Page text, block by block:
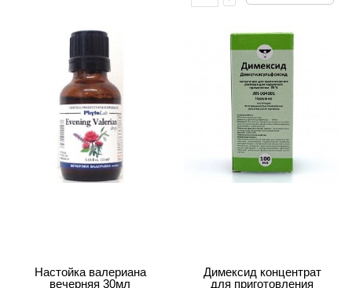
Настойка валериана
вечерняя 30мл
Димексид концентрат
для приготовления